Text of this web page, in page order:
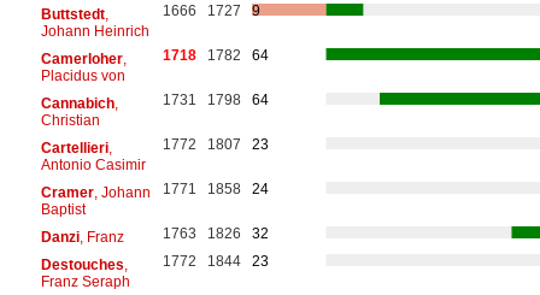
Buttstedt,
Johann Heinrich
1666 1727 9
Camerloher,
Placidus von
1718 1782 64
Cannabich,
Christian
1731 1798 64
Cartellieri,
Antonio Casimir
1772 1807 23
Cramer, Johann
Baptist
1771 1858 24
Danzi, Franz 1763 1826
32
Destouches
Franz Seraph
1772 1844 23